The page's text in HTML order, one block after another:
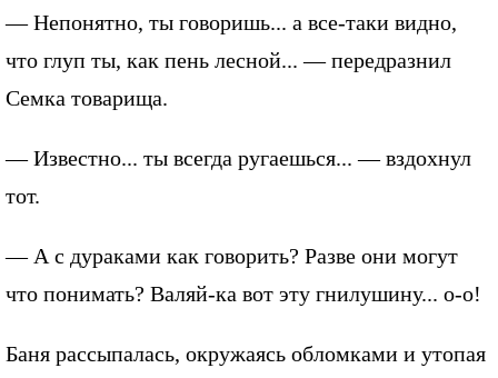
— Непонятно, ты говоришь... а все-таки видно,
что глуп ты, как пень лесной... — передразнил
Семка товарища.
— Известно... ты всегда ругаешься... — вздохнул
тот.
— А с дураками как говорить? Разве они могут
что понимать? Валяй-ка вот эту гнилушину... о-о!
Баня рассыпалась, окружаясь обломками и утопая